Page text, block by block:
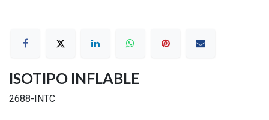
ISOTIPO INFLABLE
2688-INTC